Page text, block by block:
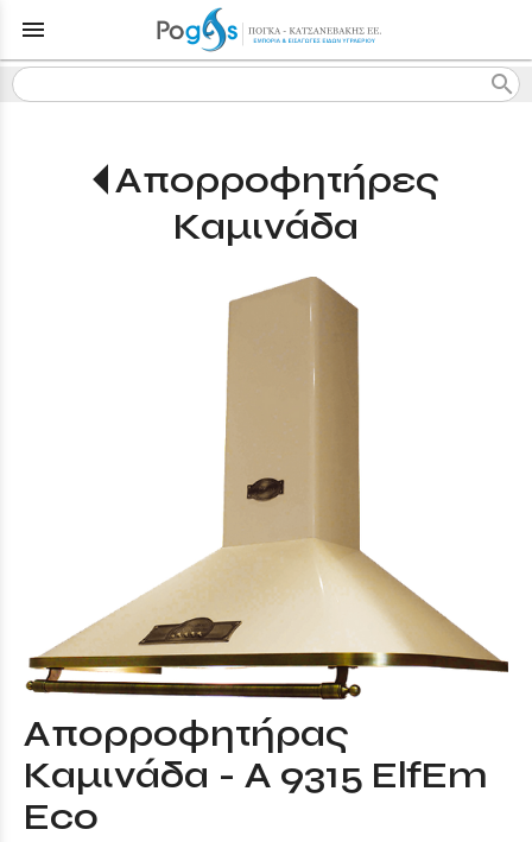
menu
search
Απορροφητήρες
Καμινάδα
Απορροφητήρας
Καμινάδα - A 9315 ElfEm
Eco